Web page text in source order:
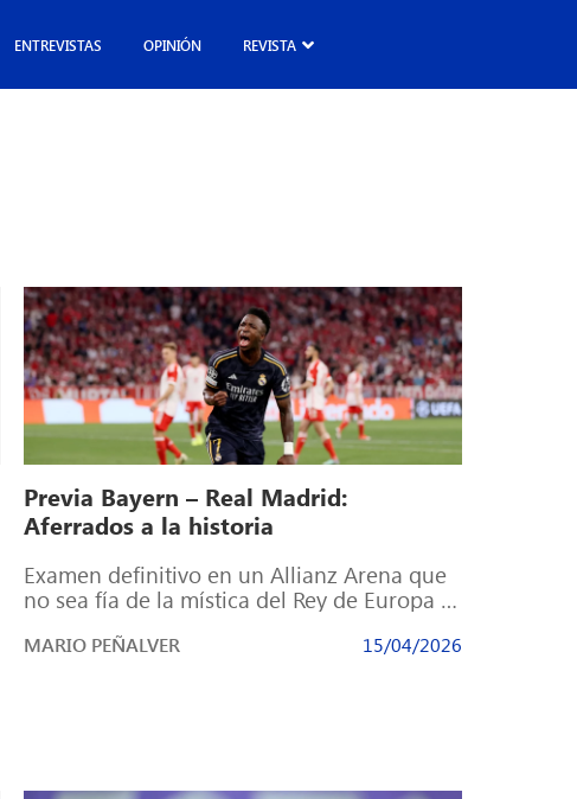
ENTREVISTAS OPINIÓN REVISTA
Previa Bayern – Real Madrid:
Aferrados a la historia
Examen definitivo en un Allianz Arena que
no sea fía de la mística del Rey de Europa El
MARIO PEÑALVER 15/04/2026